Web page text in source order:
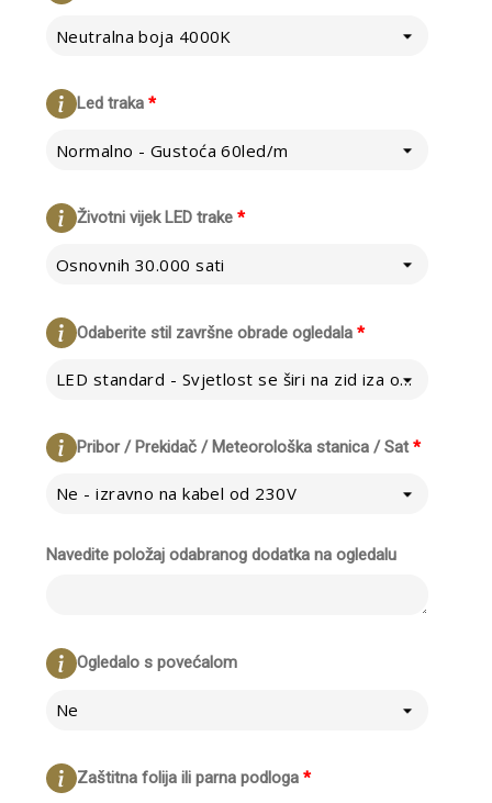
Neutralna boja 4000K
*
Led traka
Normalno - Gustoća 60led/m
*
Životni vijek LED trake
Osnovnih 30.000 sati
*
Odaberite stil završne obrade ogledala
LED standard - Svjetlost se širi na zid iza ogledala
*
Pribor / Prekidač / Meteorološka stanica / Sat
Ne - izravno na kabel od 230V
Navedite položaj odabranog dodatka na ogledalu
Ogledalo s povećalom
Ne
*
Zaštitna folija ili parna podloga